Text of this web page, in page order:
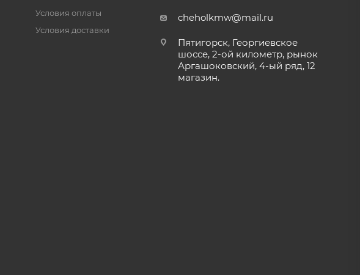
Условия оплаты
Условия доставки
cheholkmw@mail.ru
Пятигорск, Георгиевское
шоссе, 2-ой километр, рынок
Аргашоковский, 4-ый ряд, 12
магазин.